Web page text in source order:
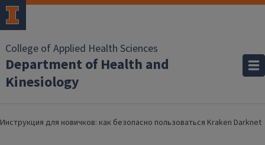
College of Applied Health Sciences
Department of Health and
Kinesiology
Инструкция для новичков: как безопасно пользоваться Kraken Darknet